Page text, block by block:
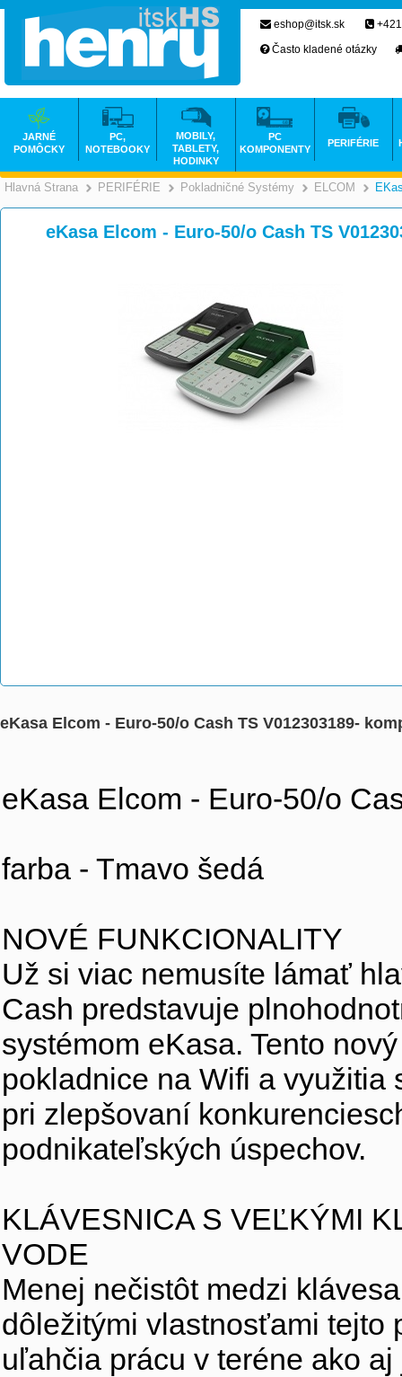
Hlavná Strana >
PERIFÉRIE >
Pokladničné Systémy ELCOM
eKasa Elcom - Euro-50/o Cash TS
eKasa Elcom - Euro-50/o Cash TS V012303189-
eKasa Elcom - Euro-50/o
farba - Tmavo šedá
NOVÉ FUNKCIONALITY
Už si viac nemusíte lámať
Cash predstavuje
systémom eKasa. Tento
pokladnice na Wifi a využitia
pri zlepšovaní
podnikateľských úspechov.
KLÁVESNICA S VEĽKÝMI
VODE
Menej nečistôt medzi
dôležitými vlastnosťami tejto
uľahčia prácu v teréne ako
eshop@itsk.sk
Často kladené otázky
JARNÉ
POMÔCKY
PC,
NOTEBOOKY
MOBILY,
TABLETY,
HODINKY
PC
KOMPONENTY
PERIFÉRIE